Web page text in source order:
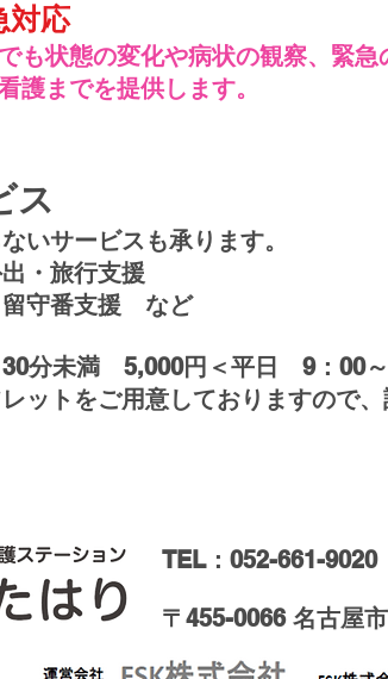
対応
も状態の変化や病状の観察、緊急
護までを提供します。
ス
いサービスも承ります。
・旅行支援
留守番支援 など
分未満 5,000円＜平日 9：00～
ットをご用意しておりますので
TEL：052-661-9020
〒455-0066 名古屋